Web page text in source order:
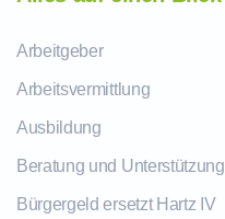
Arbeitgeber
Arbeitsvermittlung
Ausbildung
Beratung und Unterstützung
Bürgergeld ersetzt Hartz IV